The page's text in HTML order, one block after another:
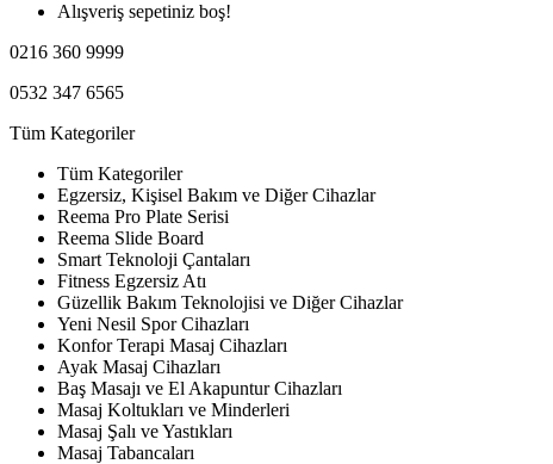
Alışveriş sepetiniz boş!
0216 360 9999
0532 347 6565
Tüm Kategoriler
Tüm Kategoriler
Egzersiz, Kişisel Bakım ve Diğer Cihazlar
Reema Pro Plate Serisi
Reema Slide Board
Smart Teknoloji Çantaları
Fitness Egzersiz Atı
Güzellik Bakım Teknolojisi ve Diğer Cihazlar
Yeni Nesil Spor Cihazları
Konfor Terapi Masaj Cihazları
Ayak Masaj Cihazları
Baş Masajı ve El Akapuntur Cihazları
Masaj Koltukları ve Minderleri
Masaj Şalı ve Yastıkları
Masaj Tabancaları